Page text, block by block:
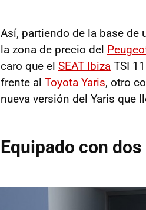
Así, partiendo de la base de
la zona de precio del
caro que el SEAT Ibiza TSI
frente al Toyota Yaris, otro
nueva versión del Yaris que
Equipado con